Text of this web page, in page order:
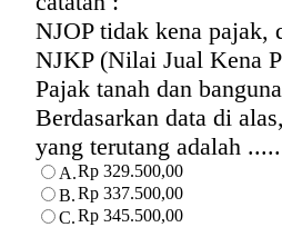
NJOP tidak kena pajak,
NJKP (Nilai Jual Kena
Pajak tanah dan
Berdasarkan data di
yang terutang adalah
A.Rp 329.500,00
B.Rp 337.500,00
C.Rp 345.500,00